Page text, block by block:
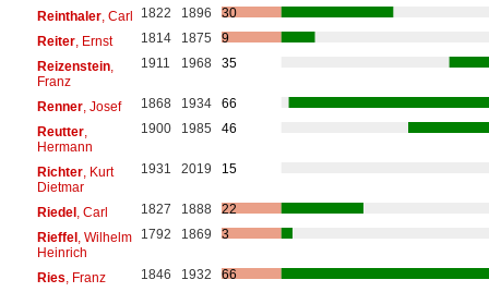
Reinthaler, Carl 1822 1896
30
Reiter, Ernst 1814 1875
9
Reizenstein,
Franz
1911 1968 35
Renner, Josef 1868 1934
66
Reutter,
Hermann
1900 1985 46
Richter, Kurt
Dietmar
1931 2019 15
Riedel, Carl 1827 1888
22
Rieffel, Wilhelm
Heinrich
1792 1869 3
Ries , Franz 1846 1932
66